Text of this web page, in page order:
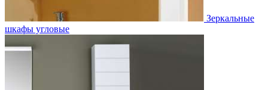
Зеркальные
шкафы угловые